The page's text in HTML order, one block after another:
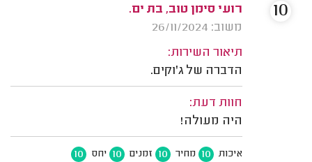
רועי סימן טוב, בת ים.
משוב: 26/11/2024
תיאור השירות:
הדברה של ג'וקים.
חוות דעת:
היה מעולה!
איכות 10 מחיר 10 זמנים 10 יחס 10
10